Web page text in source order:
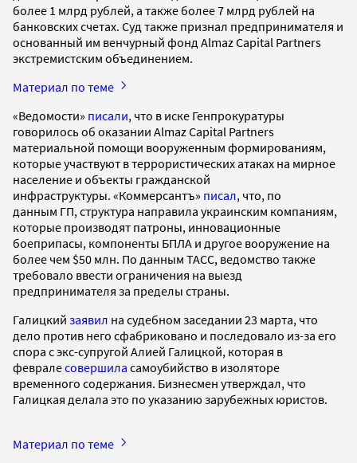
более 1 млрд рублей, а также более 7 млрд рублей на
банковских счетах. Суд также признал предпринимателя и
основанный им венчурный фонд Almaz Capital Partners
экстремистским объединением.
Материал по теме
«Ведомости» писали, что в иске Генпрокуратуры
говорилось об оказании Almaz Capital Partners
материальной помощи вооруженным формированиям,
которые участвуют в террористических атаках на мирное
население и объекты гражданской
инфраструктуры. «Коммерсантъ» писал, что, по
данным ГП, структура направила украинским компаниям,
которые производят патроны, инновационные
боеприпасы, компоненты БПЛА и другое вооружение на
более чем $50 млн. По данным ТАСС, ведомство также
требовало ввести ограничения на выезд
предпринимателя за пределы страны.
Галицкий заявил на судебном заседании 23 марта, что
дело против него сфабриковано и последовало из-за его
спора с экс-супругой Алией Галицкой, которая в
февралесовершила самоубийство в изоляторе
временного содержания. Бизнесмен утверждал, что
Галицкая делала это по указанию зарубежных юристов.
Материал по теме